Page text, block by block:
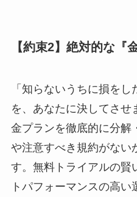
【約束2】絶対的な『
「知らないうちに損を
を、あなたに決してさせ
金プランを徹底的に分解
や注意すべき規約がない
す。無料トライアルの賢
トパフォーマンスの高